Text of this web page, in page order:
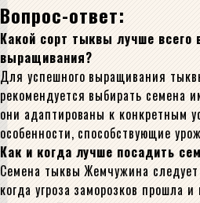
Вопрос-ответ:
Какой сорт тыквы лучше всего
выращивания?
Для успешного выращивания
рекомендуется выбирать семена
они адаптированы к конкретным
особенности, способствующие
Как и когда лучше посадить
Семена тыквы Жемчужина следует
когда угроза заморозков прошла